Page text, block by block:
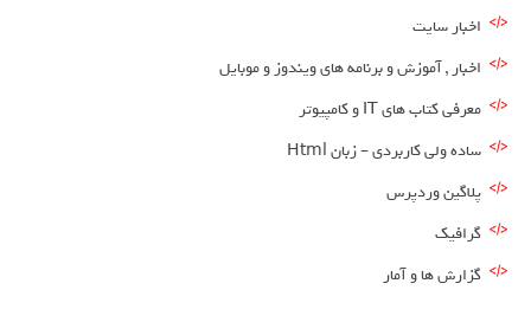
اخبار سایت
اخبار , آموزش و برنامه های ویندوز و موبایل
معرفی کتاب های IT و کامپیوتر
ساده ولی کاربردی – زبان Html
پلاگین وردپرس
گرافیک
گزارش ها و آمار